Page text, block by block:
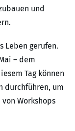
und
Leben gerufen.
– dem
Tag können
durchführen, um
Workshops